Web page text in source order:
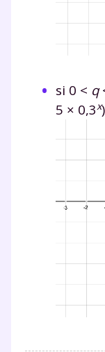
si 0 < q
5 × 0,3x)